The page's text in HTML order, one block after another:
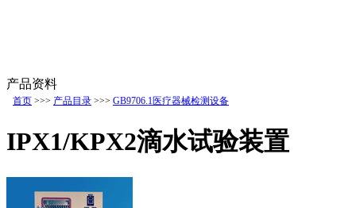
产品资料
首页 >>> 产品目录 >>> GB9706.1医疗器械检测设备
IPX1/KPX2滴水试验装置